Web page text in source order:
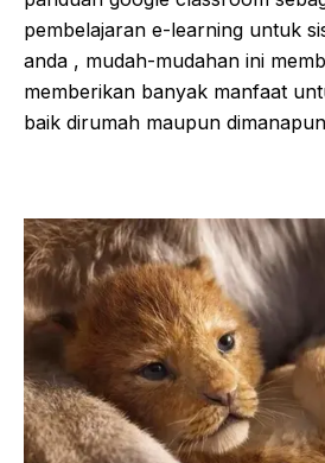
pembelajaran e-learning untuk
anda , mudah-mudahan ini
memberikan banyak manfaat
baik dirumah maupun